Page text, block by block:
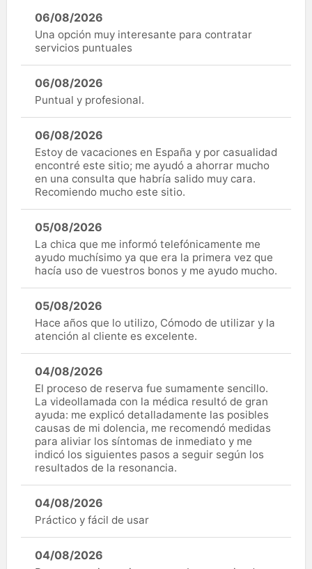
06/08/2026
Una opción muy interesante para contratar
servicios puntuales
06/08/2026
Puntual y profesional.
06/08/2026
Estoy de vacaciones en España y por casualidad
encontré este sitio; me ayudó a ahorrar mucho
en una consulta que habría salido muy cara.
Recomiendo mucho este sitio.
05/08/2026
La chica que me informó telefónicamente me
ayudo muchísimo ya que era la primera vez que
hacía uso de vuestros bonos y me ayudo mucho.
05/08/2026
Hace años que lo utilizo, Cómodo de utilizar y la
atención al cliente es excelente.
04/08/2026
El proceso de reserva fue sumamente sencillo.
La videollamada con la médica resultó de gran
ayuda: me explicó detalladamente las posibles
causas de mi dolencia, me recomendó medidas
para aliviar los síntomas de inmediato y me
indicó los siguientes pasos a seguir según los
resultados de la resonancia.
04/08/2026
Práctico y fácil de usar
04/08/2026